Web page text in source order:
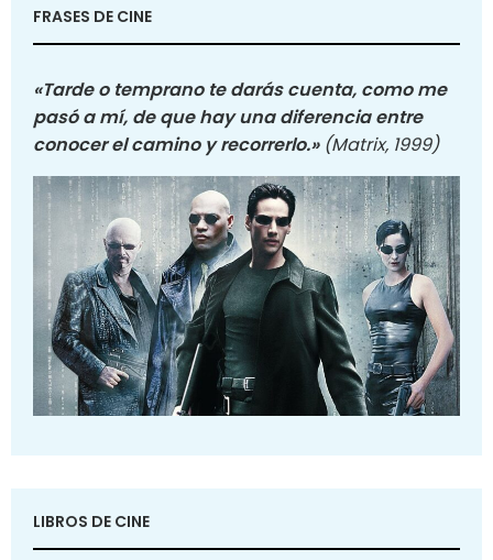
FRASES DE CINE
«Tarde o temprano te darás cuenta, como me
pasó a mí, de que hay una diferencia entre
conocer el camino y recorrerlo.» (Matrix, 1999)
LIBROS DE CINE